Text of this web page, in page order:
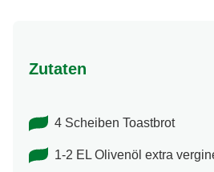
Zutaten
4 Scheiben Toastbrot
1-2 EL Olivenöl extra